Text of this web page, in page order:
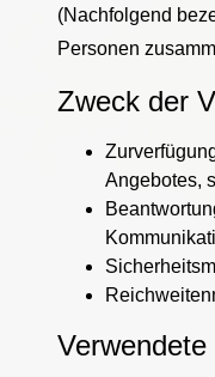
(Nachfolgend
Personen
Zweck der
Angebotes,